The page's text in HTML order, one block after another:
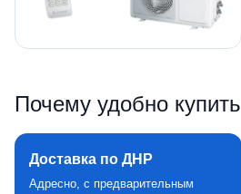
Почему удобно
Доставка по ДНР
Адресно, с предварительным